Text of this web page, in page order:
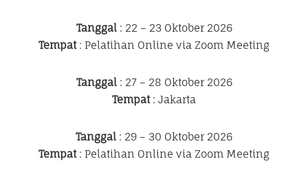
Tanggal: 22 – 23 Oktober 2026
Tempat: Pelatihan Online via Zoom Meeting
Tanggal: 27 – 28 Oktober 2026
Tempat: Jakarta
Tanggal : 29 – 30 Oktober 2026
Tempat: Pelatihan Online via Zoom Meeting